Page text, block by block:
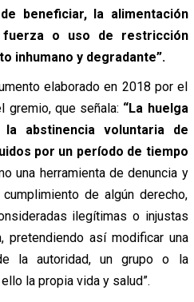
beneficiar, la alimentación
fuerza o uso de restricción
inhumano y degradante”.
elaborado en 2018 por el
gremio, que señala: “La huelga
abstinencia voluntaria de
por un período de tiempo
una herramienta de denuncia y
de algún derecho,
ilegítimas o injustas
así modificar una
la autoridad, un grupo o la
la propia vida y salud”.